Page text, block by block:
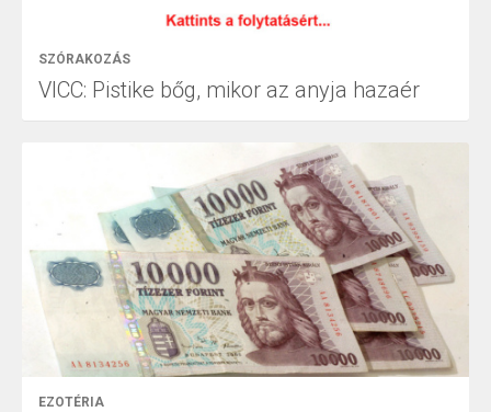
SZÓRAKOZÁS
VICC: Pistike bőg, mikor az anyja hazaér
EZOTÉRIA